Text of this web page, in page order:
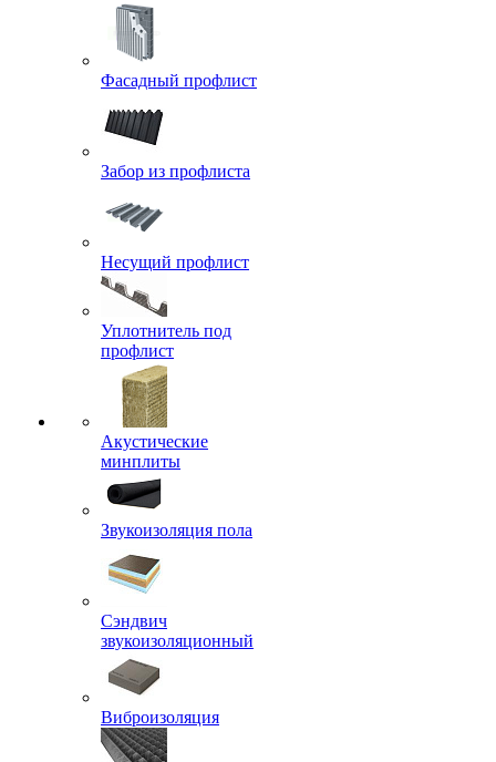
Фасадный профлист
Забор из профлиста
Несущий профлист
Уплотнитель под
профлист
Акустические
минплиты
Звукоизоляция пола
Сэндвич
звукоизоляционный
Виброизоляция